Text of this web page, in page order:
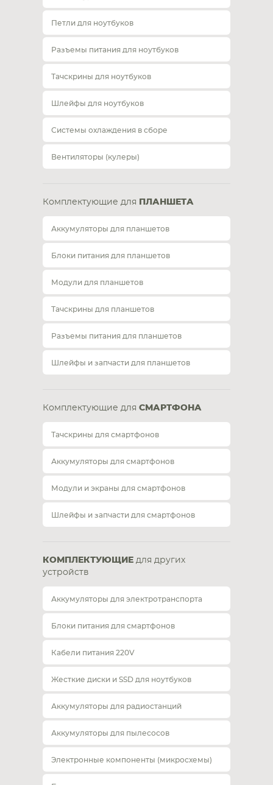
Петли для ноутбуков
Разъемы питания для ноутбуков
Тачскрины для ноутбуков
Шлейфы для ноутбуков
Системы охлаждения в сборе
Вентиляторы (кулеры)
Комплектующие для ПЛАНШЕТА
Аккумуляторы для планшетов
Блоки питания для планшетов
Модули для планшетов
Тачскрины для планшетов
Разъемы питания для планшетов
Шлейфы и запчасти для планшетов
Комплектующие для СМАРТФОНА
Тачскрины для смартфонов
Аккумуляторы для смартфонов
Модули и экраны для смартфонов
Шлейфы и запчасти для смартфонов
КОМПЛЕКТУЮЩИЕ для других
устройств
Аккумуляторы для электротранспорта
Блоки питания для смартфонов
Кабели питания 220V
Жесткие диски и SSD для ноутбуков
Аккумуляторы для радиостанций
Аккумуляторы для пылесосов
Электронные компоненты (микросхемы)